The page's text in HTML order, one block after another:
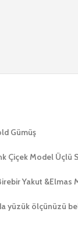
Gümüş
Çiçek Model Üçlü
Yakut &Elmas
yüzük ölçünüzü